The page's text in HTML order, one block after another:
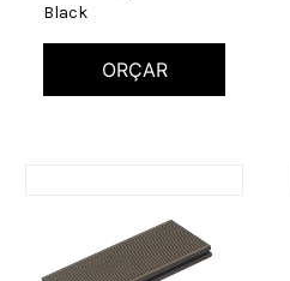
Black
ORÇAR